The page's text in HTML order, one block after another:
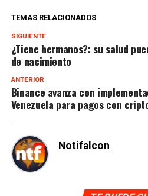
TEMAS RELACIONADOS
SIGUIENTE
¿Tiene hermanos?: su salud
de nacimiento
ANTERIOR
Binance avanza con
Venezuela para pagos con
Notifalcon